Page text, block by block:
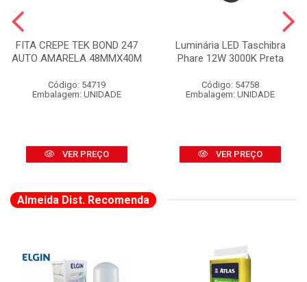
FITA CREPE TEK BOND 247
AUTO AMARELA 48MMX40M
Código: 54719
Embalagem: UNIDADE
VER PREÇO
Luminária LED Taschibra
Phare 12W 3000K Preta
Código: 54758
Embalagem: UNIDADE
VER PREÇO
Almeida Dist. Recomenda